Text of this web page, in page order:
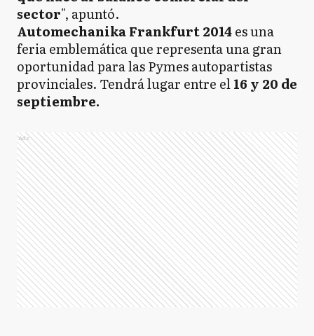
sector", apuntó.
Automechanika Frankfurt 2014es una
feria emblemática que representa una gran
oportunidad para las Pymes autopartistas
provinciales. Tendrá lugar entre el16 y 20 de
septiembre.
Ads